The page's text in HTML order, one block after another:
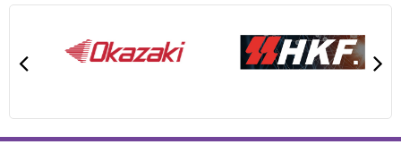
Dao phay gắn mảnh Dodeka Kennametal
Liên hệ